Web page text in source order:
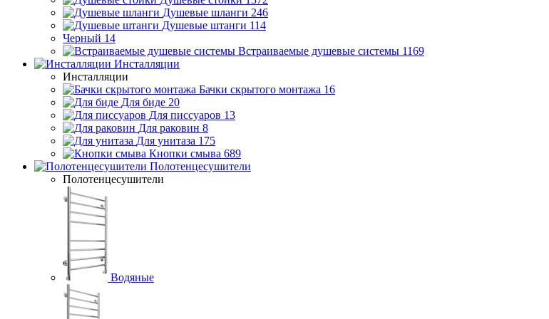
Душевые шланги 246
Душевые штанги 114
Черный 14
Встраиваемые душевые системы 1169
Инсталляции
Инсталляции
Бачки скрытого монтажа 16
Для биде 20
Для писсуаров 13
Для раковин 8
Для унитаза 175
Кнопки смыва 689
Полотенцесушители
Полотенцесушители
Водяные